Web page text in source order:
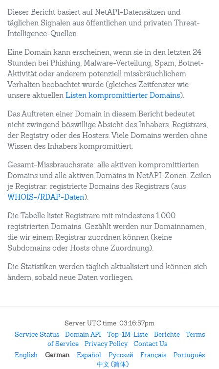
Dieser Bericht basiert auf NetAPI-Datensätzen und
täglichen Signalen aus öffentlichen und privaten Threat-
Intelligence-Quellen.
Eine Domain kann erscheinen, wenn sie in den letzten 24
Stunden bei Phishing, Malware-Verteilung, Spam, Botnet-
Aktivität oder anderem potenziell missbräuchlichem
Verhalten beobachtet wurde (gleiches Zeitfenster wie
unsere aktuellen Listen kompromittierter Domains).
Das Auftreten einer Domain in diesem Bericht bedeutet
nicht zwingend böswillige Absicht des Inhabers, Registrars,
der Registry oder des Hosters. Viele Domains werden ohne
Wissen des Inhabers kompromittiert.
Gesamt-Missbrauchsrate: alle aktiven kompromittierten
Domains und alle aktiven Domains in NetAPI-Zonen. Zeilen
je Registrar: registrierte Domains des Registrars (aus
WHOIS-/RDAP-Daten).
Die Tabelle listet Registrare mit mindestens 1.000
registrierten Domains. Gezählt werden nur Domainnamen,
die wir einem Registrar zuordnen können (keine
Subdomains oder Hosts ohne Zuordnung).
Die Statistiken werden täglich aktualisiert und können sich
ändern, sobald neue Daten vorliegen.
Server UTC time: 03:16:57pm
Service Status
Domain API Top-1M-Liste Berichte
Terms
of Service
Privacy Policy
Contact Us
English
German Español Русский Français
Português
中文 (简体)